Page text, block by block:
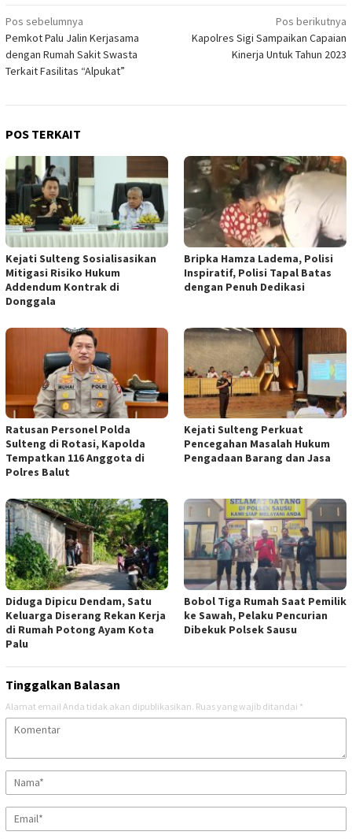
Navigasi
pos
Pos sebelumnya
Pemkot Palu Jalin Kerjasama
dengan Rumah Sakit Swasta
Terkait Fasilitas “Alpukat”
Pos berikutnya
Kapolres Sigi Sampaikan Capaian
Kinerja Untuk Tahun 2023
POS TERKAIT
Kejati Sulteng Sosialisasikan
Mitigasi Risiko Hukum
Addendum Kontrak di
Donggala
Bripka Hamza Ladema, Polisi
Inspiratif, Polisi Tapal Batas
dengan Penuh Dedikasi
Ratusan Personel Polda
Sulteng di Rotasi, Kapolda
Tempatkan 116 Anggota di
Polres Balut
Kejati Sulteng Perkuat
Pencegahan Masalah Hukum
Pengadaan Barang dan Jasa
Diduga Dipicu Dendam, Satu
Keluarga Diserang Rekan Kerja
di Rumah Potong Ayam Kota
Palu
Bobol Tiga Rumah Saat Pemilik
ke Sawah, Pelaku Pencurian
Dibekuk Polsek Sausu
Tinggalkan Balasan
Alamat email Anda tidak akan dipublikasikan. Ruas yang wajib ditandai *